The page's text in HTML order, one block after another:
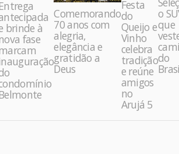
brinde à
fase
Comemorando
70 anos com
alegria,
elegância e
gratidão a
Deus
Festa
do
Queijo e
Vinho
celebra
tradição
e reúne
amigos
no
Arujá 5
o
que
do